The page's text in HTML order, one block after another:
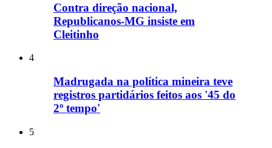
Contra direção nacional,
Republicanos-MG insiste em
Cleitinho
4
Madrugada na política mineira teve
registros partidários feitos aos '45 do
2º tempo'
5